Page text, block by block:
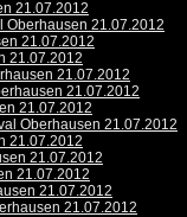
21.07.2012
Oberhausen 21.07.2012
21.07.2012
21.07.2012
21.07.2012
21.07.2012
21.07.2012
Oberhausen 21.07.2012
21.07.2012
21.07.2012
21.07.2012
21.07.2012
21.07.2012